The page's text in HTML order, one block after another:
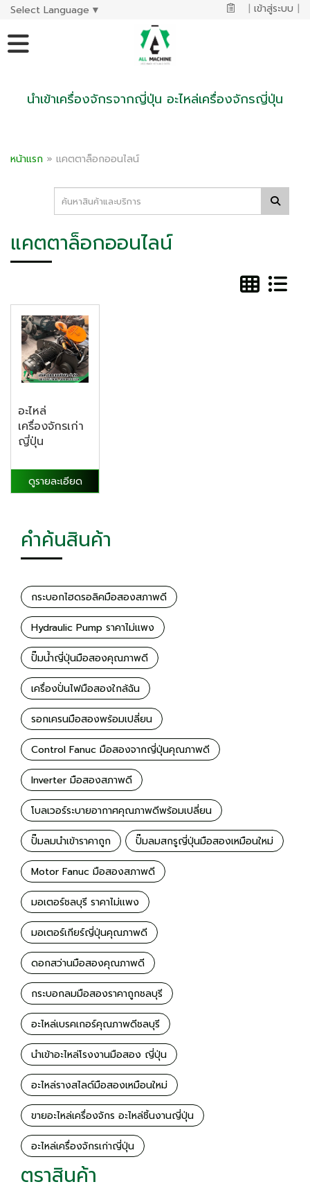
Select Language ▼ | เข้าสู่ระบบ |
นำเข้าเครื่องจักรจากญี่ปุ่น อะไหล่เครื่องจักรญี่ปุ่น
หน้าแรก » แคตตาล็อกออนไลน์
แคตตาล็อกออนไลน์
อะไหล่
เครื่องจักรเก่า
ญี่ปุ่น
ดูรายละเอียด
คำค้นสินค้า
กระบอกไฮดรอลิคมือสองสภาพดี
Hydraulic Pump ราคาไม่เเพง
ปั๊มน้ำญี่ปุ่นมือสองคุณภาพดี
เครื่องปั่นไฟมือสองใกล้ฉัน
รอกเครนมือสองพร้อมเปลี่ยน
Control Fanuc มือสองจากญี่ปุ่นคุณภาพดี
Inverter มือสองสภาพดี
โบลเวอร์ระบายอากาศคุณภาพดีพร้อมเปลี่ยน
ปั๊มลมนำเข้าราคาถูก ปั๊มลมสกรูญี่ปุ่นมือสองเหมือนใหม่
Motor Fanuc มือสองสภาพดี
มอเตอร์ชลบุรี ราคาไม่เเพง
มอเตอร์เกียร์ญี่ปุ่นคุณภาพดี
ดอกสว่านมือสองคุณภาพดี
กระบอกลมมือสองราคาถูกชลบุรี
อะไหล่เบรคเกอร์คุณภาพดีชลบุรี
นำเข้าอะไหล่โรงงานมือสอง ญี่ปุ่น
อะไหล่รางสไลด์มือสองเหมือนใหม่
ขายอะไหล่เครื่องจักร อะไหล่ชิ้นงานญี่ปุ่น
อะไหล่เครื่องจักรเก่าญี่ปุ่น
ตราสินค้า